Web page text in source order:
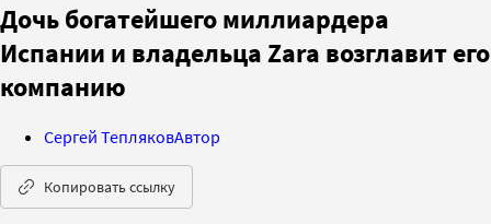
Дочь богатейшего миллиардера
Испании и владельца Zara возглавит его
компанию
Сергей ТепляковАвтор
Копировать ссылку